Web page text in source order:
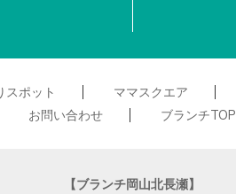
スポット ママスクエア
お問い合わせ
ブランチTOP
【ブランチ岡山北長瀬】